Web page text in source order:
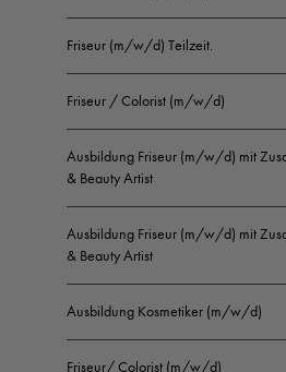
Friseur (m/w/d) Teilzeit.
Friseur / Colorist (m/w/d)
Ausbildung Friseur (m/w/d) mit
& Beauty Artist
Ausbildung Friseur (m/w/d) mit
& Beauty Artist
Ausbildung Kosmetiker (m/w/d)
Friseur/ Colorist (m/w/d)